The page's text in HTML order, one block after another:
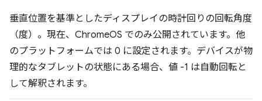
垂直位置を基準としたディスプレイの時計回りの回転角度
（度）。現在、ChromeOS でのみ公開されています。他
のプラットフォームでは 0 に設定されます。デバイスが物
理的なタブレットの状態にある場合、値 -1 は自動回転と
して解釈されます。